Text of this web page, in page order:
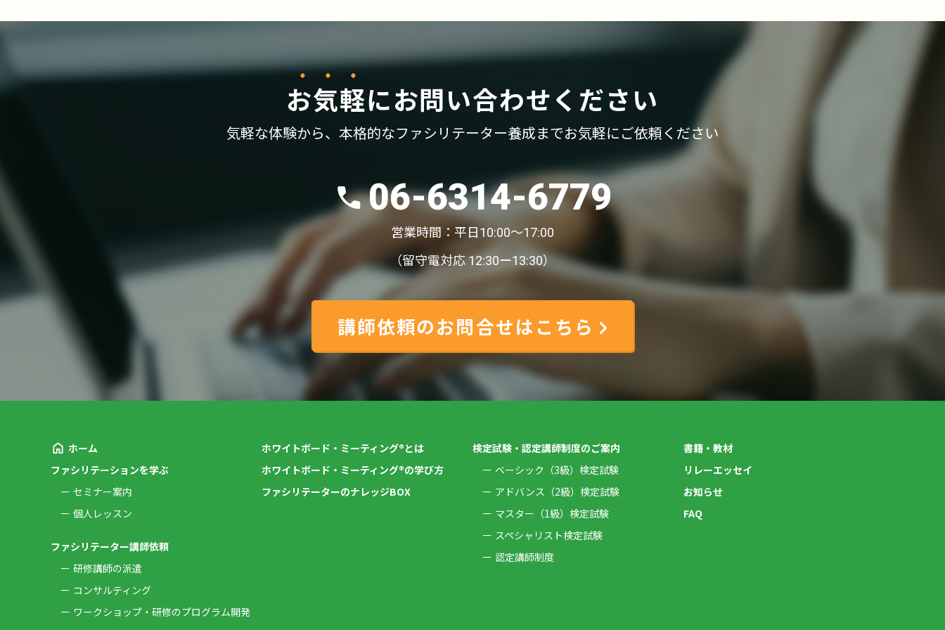
お気軽にお問い合わせください
気軽な体験から、 本格的なファシリテーター養成までお気軽にご依頼ください
06-6314-6779
営業時間：平日10:00〜17:00
（留守電対応 12:30ー13:30）
講師依頼のお問合せはこちら
ホーム
ファシリテーションを学ぶ
セミナー案内
個人レッスン
ファシリテーター講師依頼
研修講師の派遣
コンサルティング
ワークショップ・研修のプログラム開発
ホワイトボード・ミーティング®とは
ホワイトボード・ミーティング®の学び方
ファシリテーターのナレッジBOX
検定試験・認定講師制度のご案内
ベーシック（3級）検定試験
アドバンス（2級）検定試験
マスター（1級）検定試験
スペシャリスト検定試験
認定講師制度
書籍・教材
リレーエッセイ
お知らせ
FAQ